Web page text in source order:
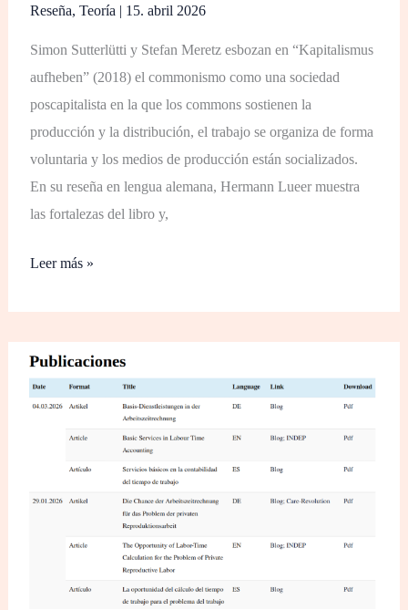
Reseña,Teoría | 15. abril 2026
Simon Sutterlütti y Stefan Meretz esbozan en “Kapitalismus
aufheben” (2018) el commonismo como una sociedad
poscapitalista en la que los commons sostienen la
producción y la distribución, el trabajo se organiza de forma
voluntaria y los medios de producción están socializados.
En su reseña en lengua alemana, Hermann Lueer muestra
las fortalezas del libro y,
Leer más »
Nuevas
Traducciones